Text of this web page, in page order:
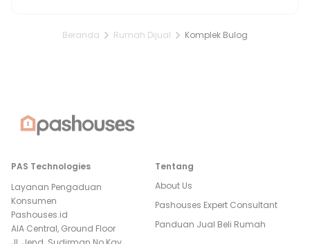
Beranda Rumah Dijual Komplek Bulog
PAS Technologies
Layanan Pengaduan
Konsumen
Pashouses.id
AIA Central, Ground Floor
Tentang
About Us
Pashouses Expert Consultant
Panduan Jual Beli Rumah